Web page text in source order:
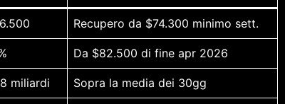
Recupero da $74.300 minimo sett.
Da $82.500 di fine apr 2026
miliardi Sopra la media dei 30gg